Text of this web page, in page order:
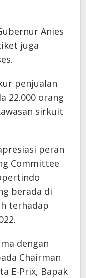
Anies
juga
penjualan
22.000 orang
sirkuit
peran
Committee
berada di
terhadap
dengan
Chairman
E-Prix, Bapak